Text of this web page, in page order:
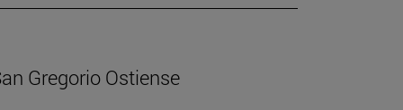
Gregorio Ostiense